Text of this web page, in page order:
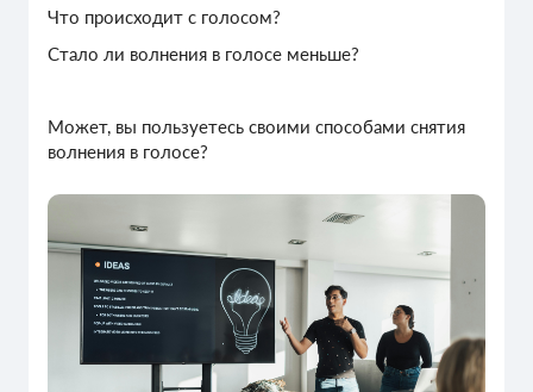
Что происходит с голосом?
Стало ли волнения в голосе меньше?
Может, вы пользуетесь своими способами снятия
волнения в голосе?